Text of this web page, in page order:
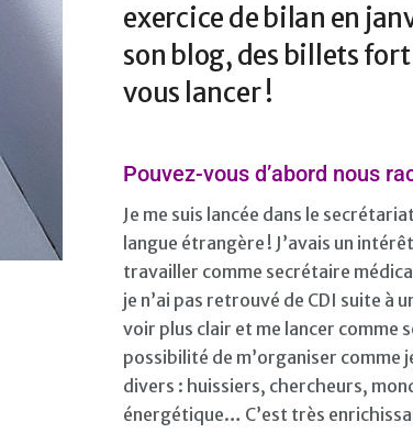
exercice de bilan en
son blog, des billets
vous lancer !
Pouvez-vous d’abord nous
Je me suis lancée dans le
langue étrangère ! J’avais un
travailler comme secrétaire
je n’ai pas retrouvé de CDI suite à
voir plus clair et me lancer comme
possibilité de m’organiser
divers : huissiers, chercheurs,
énergétique… C’est très